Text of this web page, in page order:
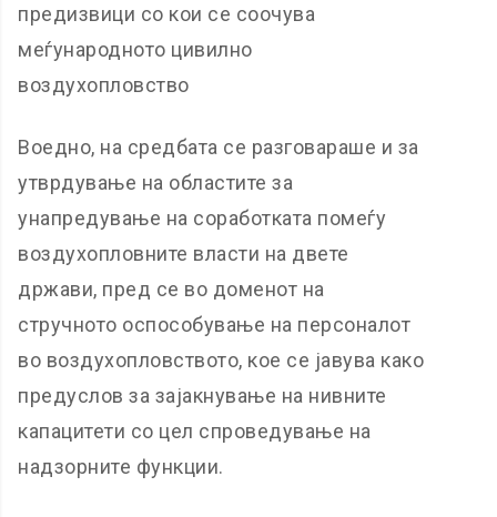
предизвици со кои се соочува
меѓународното цивилно
воздухопловство
Воедно, на средбата се разговараше и за
утврдување на областите за
унапредување на соработката помеѓу
воздухопловните власти на двете
држави, пред се во доменот на
стручното оспособување на персоналот
во воздухопловството, кое се јавува како
предуслов за зајакнување на нивните
капацитети со цел спроведување на
надзорните функции.